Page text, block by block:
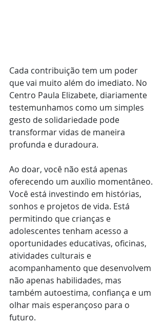
Cada contribuição tem um poder
que vai muito além do imediato. No
Centro Paula Elizabete, diariamente
testemunhamos como um simples
gesto de solidariedade pode
transformar vidas de maneira
profunda e duradoura.
Ao doar, você não está apenas
oferecendo um auxílio momentâneo.
Você está investindo em histórias,
sonhos e projetos de vida. Está
permitindo que crianças e
adolescentes tenham acesso a
oportunidades educativas, oficinas,
atividades culturais e
acompanhamento que desenvolvem
não apenas habilidades, mas
também autoestima, confiança e um
olhar mais esperançoso para o
futuro.